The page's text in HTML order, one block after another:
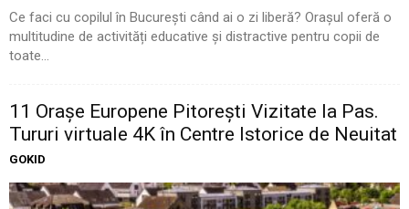
Ce faci cu copilul în București când ai o zi liberă? Orașul oferă o
multitudine de activități educative și distractive pentru copii de
toate...
11 Oraşe Europene Pitoreşti Vizitate la Pas.
Tururi virtuale 4K în Centre Istorice de Neuitat
GOKID